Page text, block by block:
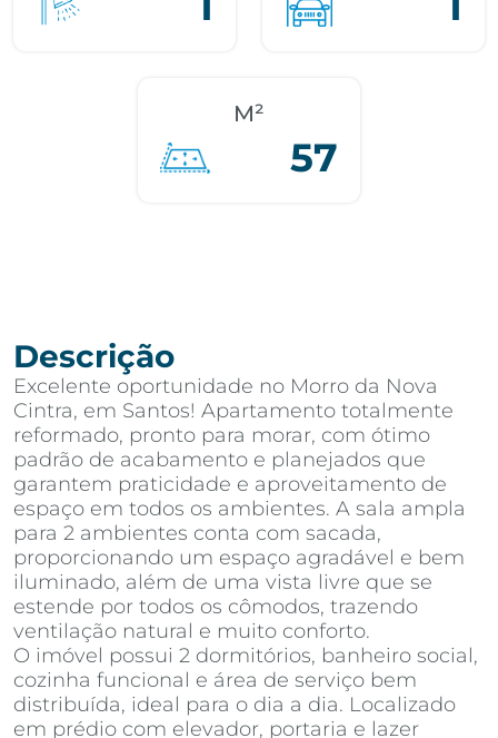
M²
57
Descrição
Excelente oportunidade no Morro da Nova
Cintra, em Santos! Apartamento totalmente
reformado, pronto para morar, com ótimo
padrão de acabamento e planejados que
garantem praticidade e aproveitamento de
espaço em todos os ambientes. A sala ampla
para 2 ambientes conta com sacada,
proporcionando um espaço agradável e bem
iluminado, além de uma vista livre que se
estende por todos os cômodos, trazendo
ventilação natural e muito conforto.
O imóvel possui 2 dormitórios, banheiro social,
cozinha funcional e área de serviço bem
distribuída, ideal para o dia a dia. Localizado
em prédio com elevador, portaria e lazer